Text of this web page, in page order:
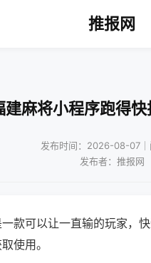
推报网
麻将小程序跑得
发布时间：2026-08-07
发布者：推报网
款可以让一直输的玩家，
使用。